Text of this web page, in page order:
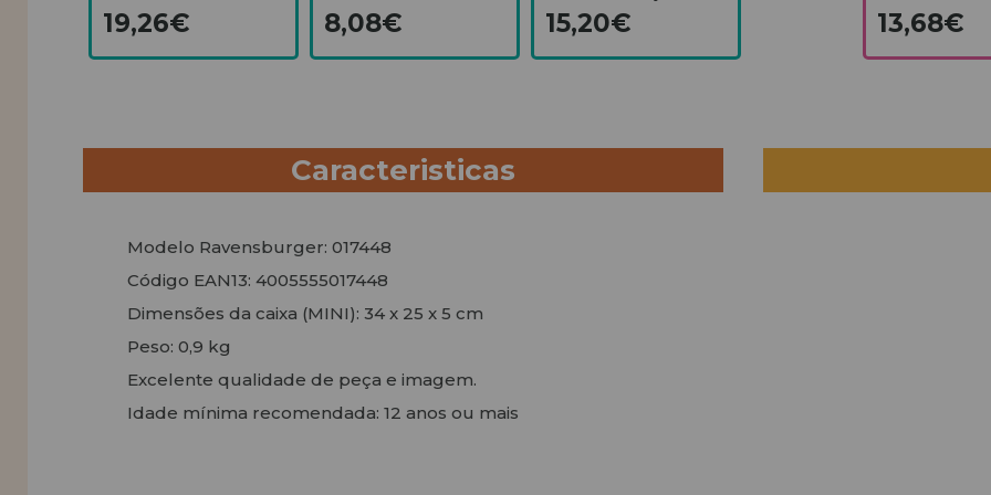
19,26€ 8,08€ 15,20€ 13,68€
Caracteristicas
Modelo Ravensburger: 017448
Código EAN13: 4005555017448
Dimensões da caixa (MINI): 34 x 25 x 5 cm
Peso: 0,9 kg
Excelente qualidade de peça e imagem.
Idade mínima recomendada: 12 anos ou mais